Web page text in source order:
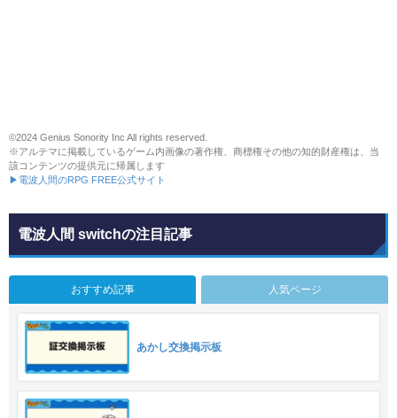
©2024 Genius Sonority Inc All rights reserved.
※アルテマに掲載しているゲーム内画像の著作権、商標権その他の知的財産権は、当
該コンテンツの提供元に帰属します
▶電波人間のRPG FREE公式サイト
電波人間 switchの注目記事
おすすめ記事 人気ページ
あかし交換掲示板